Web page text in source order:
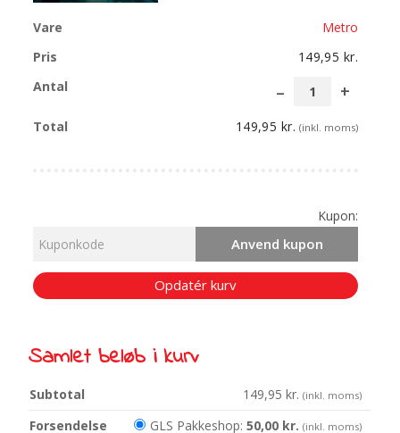
Metro
149,95 kr.
149,95 kr. (inkl. moms)
Kupon:
Anvend kupon
Opdatér kurv
Samlet beløb i kurv
149,95kr. (inkl. moms)
GLS Pakkeshop:50,00 kr. (inkl. moms)